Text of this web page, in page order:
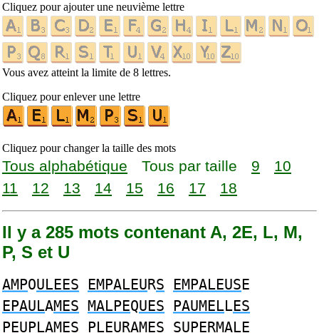
Cliquez pour ajouter une neuvième lettre
Vous avez atteint la limite de 8 lettres.
Cliquez pour enlever une lettre
Cliquez pour changer la taille des mots
Tous alphabétique Tous par taille 9
10
11
12 13 14 15 16 17 18
Il y a 285 mots contenant A, 2E, L, M,
P, S et U
AMPOULEES EMPALEURS EMPALEUSE
EPAULAMES MALPEQUES PAUMELLES
PEUPLAMES PLEURAMES SUPERMALE